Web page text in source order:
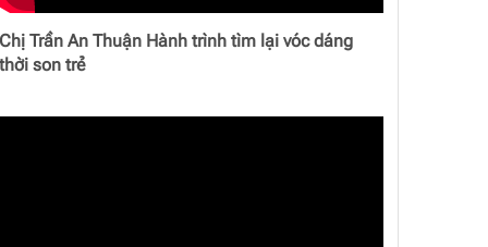
Trần An Thuận Hành trình tìm lại vóc dáng
son trẻ